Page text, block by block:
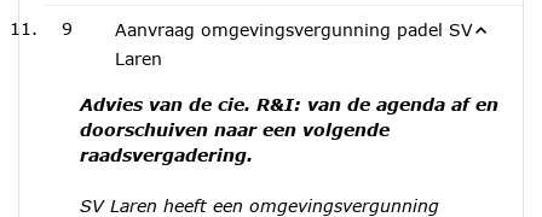
9
Aanvraag omgevingsvergunning padel SV
Laren
Advies van de cie. R&I: van de agenda af en
doorschuiven naar een volgende
raadsvergadering.
SV Laren heeft een omgevingsvergunning